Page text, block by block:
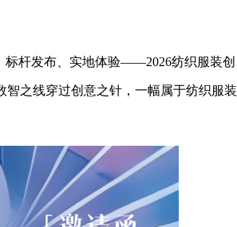
标杆发布、实地体验——2026纺织服装创
之线穿过创意之针，一幅属于纺织服装